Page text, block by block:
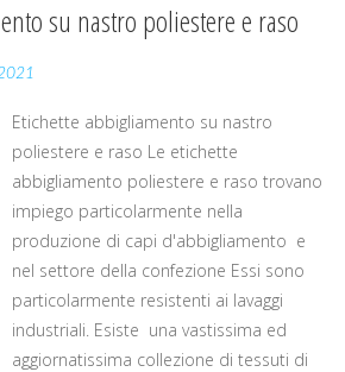
su nastro poliestere e raso
Etichette abbigliamento su nastro
poliestere e raso Le etichette
abbigliamento poliestere e raso trovano
impiego particolarmente nella
produzione di capi d'abbigliamento e
nel settore della confezione Essi sono
particolarmente resistenti ai lavaggi
industriali. Esiste una vastissima ed
aggiornatissima collezione di tessuti di